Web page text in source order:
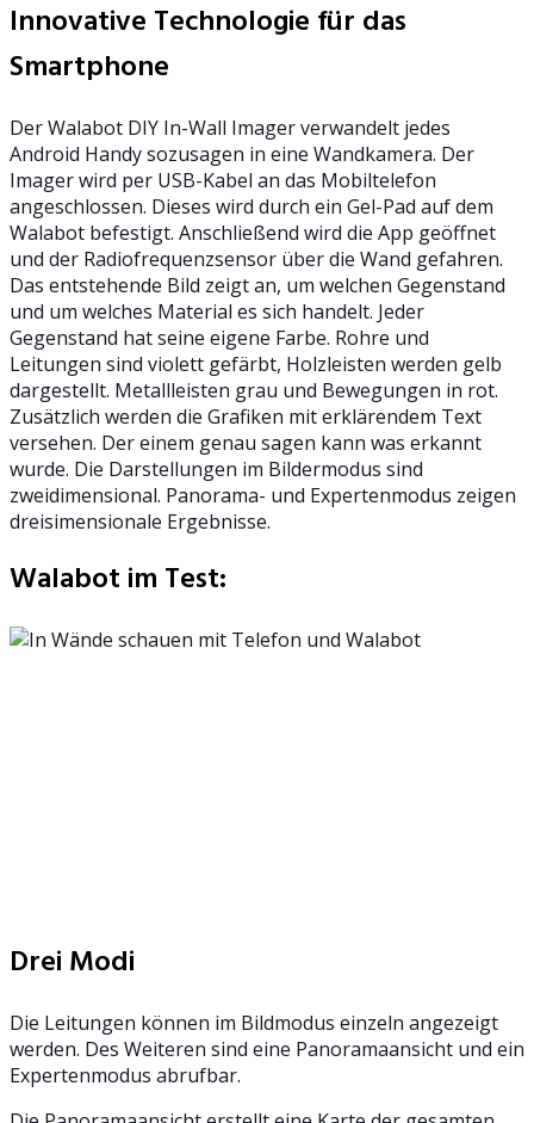
Innovative Technologie für das
Smartphone
Der Walabot DIY In-Wall Imager verwandelt jedes
Android Handy sozusagen in eine Wandkamera. Der
Imager wird per USB-Kabel an das Mobiltelefon
angeschlossen. Dieses wird durch ein Gel-Pad auf dem
Walabot befestigt. Anschließend wird die App geöffnet
und der Radiofrequenzsensor über die Wand gefahren.
Das entstehende Bild zeigt an, um welchen Gegenstand
und um welches Material es sich handelt. Jeder
Gegenstand hat seine eigene Farbe. Rohre und
Leitungen sind violett gefärbt, Holzleisten werden gelb
dargestellt. Metallleisten grau und Bewegungen in rot.
Zusätzlich werden die Grafiken mit erklärendem Text
versehen. Der einem genau sagen kann was erkannt
wurde. Die Darstellungen im Bildermodus sind
zweidimensional. Panorama- und Expertenmodus zeigen
dreisimensionale Ergebnisse.
Walabot im Test:
Drei Modi
Die Leitungen können im Bildmodus einzeln angezeigt
werden. Des Weiteren sind eine Panoramaansicht und ein
Expertenmodus abrufbar.